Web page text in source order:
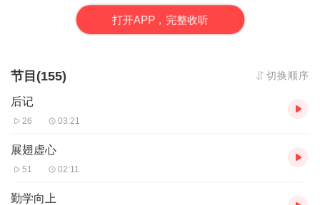
打开APP，完整收听
节目(155) 切换顺序
后记
26 03:21
展翅虚心
51 02:11
勤学向上